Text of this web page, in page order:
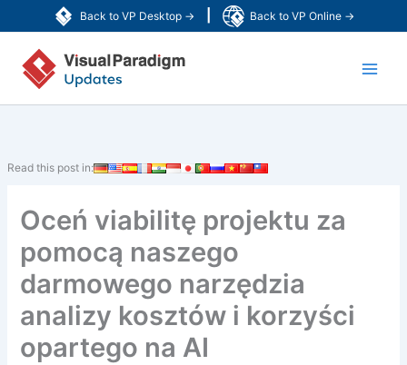
Back to VP Desktop → Back to VP Online →
do
treści
Read this post in:
Oceń viabilitę projektu za
pomocą naszego
darmowego narzędzia
analizy kosztów i korzyści
opartego na AI